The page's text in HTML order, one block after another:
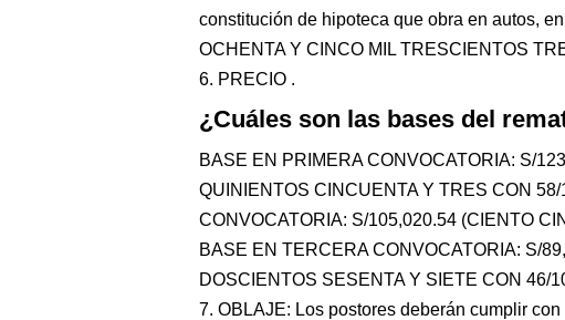
constitución de hipoteca que obra en autos,
OCHENTA Y CINCO MIL TRESCIENTOS
6. PRECIO .
¿Cuáles son las bases del
BASE EN PRIMERA CONVOCATORIA: S/
QUINIENTOS CINCUENTA Y TRES CON
CONVOCATORIA: S/105,020.54 (CIENTO
BASE EN TERCERA CONVOCATORIA: S/
DOSCIENTOS SESENTA Y SIETE CON 46/
7. OBLAJE: Los postores deberán cumplir